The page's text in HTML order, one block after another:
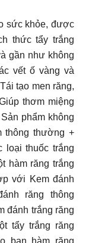
sức khỏe, được
thức tẩy trắng
gần như không
vết ố vàng và
tạo men răng,
thơm miệng
phẩm không
thông thường +
loại thuốc trắng
hàm răng trắng
với Kem đánh
răng thông
đánh trắng răng
tẩy trắng răng
bạn hàm răng